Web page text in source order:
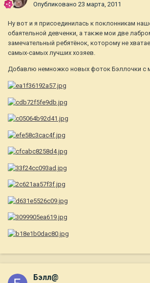
Опубликовано 23 марта, 2011
Ну вот и я присоединилась к поклонникам
обаятельной девченки, а также мои две
замечательный ребятёнок, которому не
самых-самых лучших хозяев.
Добавлю немножко новых фоток Бэллочки с
Бэлл@